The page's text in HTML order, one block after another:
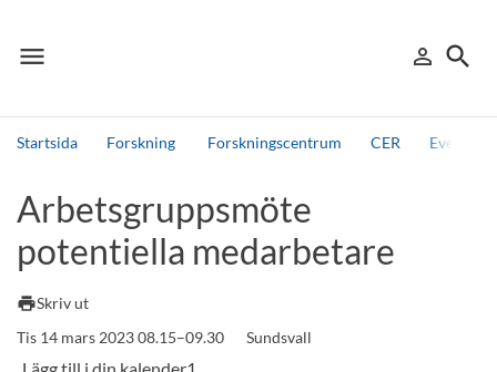
menu
Meny person_outline
Logga in
search
Sök
Startsida Forskning Forskningscentrum CER Events,
Andra söktjänster
Detta är vår testmiljö - endast testdata
Arbetsgruppsmöte
potentiella medarbetare
printSkriv ut
Tis 14 mars 2023 08.15–09.30
Sundsvall